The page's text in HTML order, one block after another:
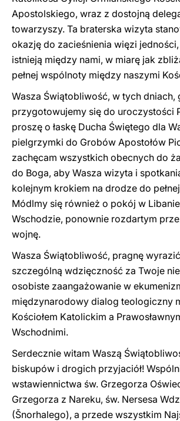
Apostolskiego, wraz z dostojną
towarzyszy. Ta braterska wizyta
okazję do zacieśnienia więzi
istnieją między nami, w miarę jak
pełnej wspólnoty między naszymi
Wasza Świątobliwość, w tych dniach,
przygotowujemy się do uroczystości
proszę o łaskę Ducha Świętego dla
pielgrzymki do Grobów Apostołów
zachęcam wszystkich obecnych do
do Boga, aby Wasza wizyta i
kolejnym krokiem na drodze do
Módlmy się również o pokój w
Wschodzie, ponownie rozdartym
wojnę.
Wasza Świątobliwość, pragnę
szczególną wdzięczność za Twoje
osobiste zaangażowanie w
międzynarodowy dialog teologiczny
Kościołem Katolickim a
Wschodnimi.
Serdecznie witam Waszą
biskupów i drogich przyjaciół!
wstawiennictwa św. Grzegorza
Grzegorza z Nareku, św. Nersesa
(Šnorhalego), a przede wszystkim